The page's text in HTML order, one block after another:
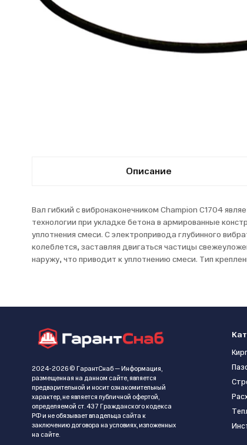
Описание
Вал гибкий с вибронаконечником Champion C1704
технологии при укладке бетона в армированные
уплотнения смеси. С электропривода глубинного
колеблется, заставляя двигаться частицы
наружу, что приводит к уплотнению смеси. Тип
2024-2026 © ГарантСнаб — Информация,
размещенная на данном сайте, является
предварительной и носит ознакомительный
характер, не является публичной офертой,
определяемой ст. 437 Гражданского кодекса
РФ и не обязывает владельца сайта к
заключению договора на условиях, изложенных
на сайте.